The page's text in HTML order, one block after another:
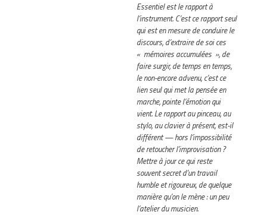
Essentiel est le rapport à
l’instrument. C’est ce rapport seul
qui est en mesure de conduire le
discours, d’extraire de soi ces
« mémoires accumulées », de
faire surgir, de temps en temps,
le non-encore advenu, c’est ce
lien seul qui met la pensée en
marche, pointe l’émotion qui
vient. Le rapport au pinceau, au
stylo, au clavier à présent, est-il
différent — hors l’impossibilité
de retoucher l’improvisation ?
Mettre à jour ce qui reste
souvent secret d’un travail
humble et rigoureux, de quelque
manière qu’on le mène : un peu
l’atelier du musicien.